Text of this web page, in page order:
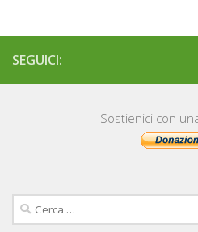
SEGUICI:
Sostienici con
Ricerca
per: